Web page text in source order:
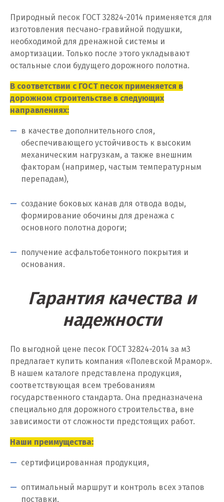
И
Иваново
Ивантеевка
Ижевск
Ирбит
Иркутск
Ишим
К
Калининград
Каменск-Уральский
Камышлов
Качканар
Кемерово
Киров
Кировград
Клин
Когалым
Коелга
Природный песок ГОСТ 32824-2014 применяется для
изготовления песчано-гравийной подушки,
необходимой для дренажной системы и
амортизации. Только после этого укладывают
остальные слои будущего дорожного полотна.
В соответствии с ГОСТ песок применяется в
дорожном строительстве в следующих
направлениях:
в качестве дополнительного слоя,
обеспечивающего устойчивость к высоким
механическим нагрузкам, а также внешним
факторам (например, частым температурным
перепадам),
создание боковых канав для отвода воды,
формирование обочины для дренажа с
основного полотна дороги;
получение асфальтобетонного покрытия и
основания.
Гарантия качества и
надежности
По выгодной цене песок ГОСТ 32824-2014 за м3
предлагает купить компания «Полевской Мрамор».
В нашем каталоге представлена продукция,
соответствующая всем требованиям
государственного стандарта. Она предназначена
специально для дорожного строительства, вне
зависимости от сложности предстоящих работ.
Наши преимущества:
сертифицированная продукция,
оптимальный маршрут и контроль всех этапов
поставки,